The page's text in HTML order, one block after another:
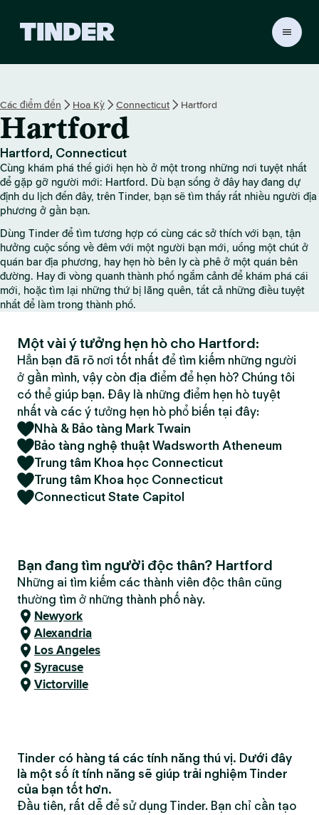
c
h
ủ
T
i
n
d
Các điểm đến Hoa Kỳ Connecticut Hartford
Hartford
Hartford, Connecticut
Cùng khám phá thế giới hẹn hò ở một trong những nơi tuyệt nhất
để gặp gỡ người mới: Hartford. Dù bạn sống ở đây hay đang dự
định du lịch đến đây, trên Tinder, bạn sẽ tìm thấy rất nhiều người địa
phương ở gần bạn.
Dùng Tinder để tìm tương hợp có cùng các sở thích với bạn, tận
hưởng cuộc sống về đêm với một người bạn mới, uống một chút ở
quán bar địa phương, hay hẹn hò bên ly cà phê ở một quán bên
đường. Hay đi vòng quanh thành phố ngắm cảnh để khám phá cái
mới, hoặc tìm lại những thứ bị lãng quên, tất cả những điều tuyệt
nhất để làm trong thành phố.
Một vài ý tưởng hẹn hò cho Hartford:
Hẳn bạn đã rõ nơi tốt nhất để tìm kiếm những người
ở gần mình, vậy còn địa điểm để hẹn hò? Chúng tôi
có thể giúp bạn. Đây là những điểm hẹn hò tuyệt
nhất và các ý tưởng hẹn hò phổ biến tại đây:
Nhà & Bảo tàng Mark Twain
Bảo tàng nghệ thuật Wadsworth Atheneum
Trung tâm Khoa học Connecticut
Trung tâm Khoa học Connecticut
Connecticut State Capitol
Bạn đang tìm người độc thân? Hartford
Những ai tìm kiếm các thành viên độc thân cũng
thường tìm ở những thành phố này.
Newyork
Alexandria
Los Angeles
Syracuse
Victorville
Tinder có hàng tá các tính năng thú vị. Dưới đây
là một số ít tính năng sẽ giúp trải nghiệm Tinder
của bạn tốt hơn.
Đầu tiên, rất dễ để sử dụng Tinder. Bạn chỉ cần tạo